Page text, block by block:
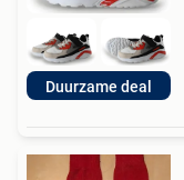
Duurzame deal